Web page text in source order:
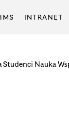
INTRANET
Studenci Nauka